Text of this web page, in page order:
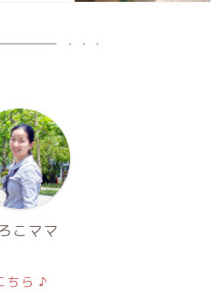
こママ
ちら ♪